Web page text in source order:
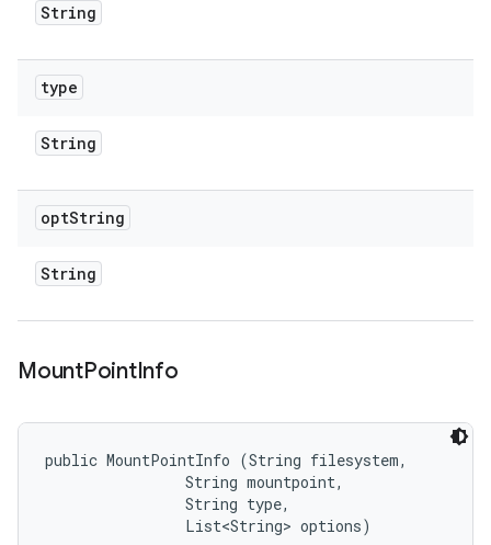
String
type
String
optString
String
MountPointInfo
public MountPointInfo (String filesystem,
                String mountpoint,
                String type,
                List<String> options)